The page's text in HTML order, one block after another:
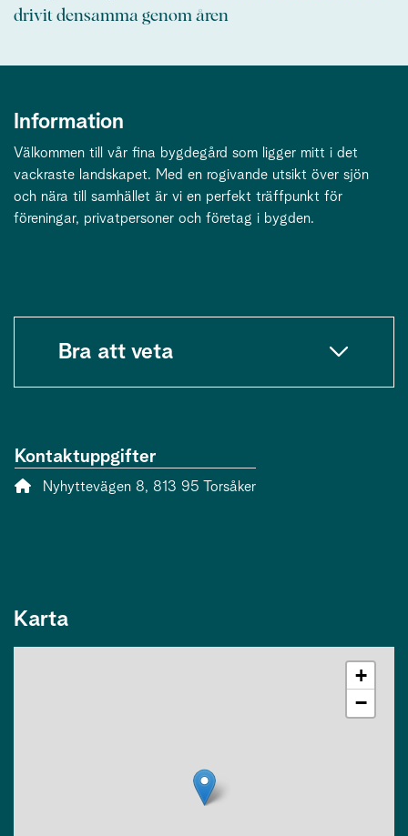
drivit densamma genom åren
Information
Välkommen till vår fina bygdegård som ligger mitt i det
vackraste landskapet. Med en rogivande utsikt över sjön
och nära till samhället är vi en perfekt träffpunkt för
föreningar, privatpersoner och företag i bygden.
Bra att veta
Kontaktuppgifter
Adress:
Nyhyttevägen 8, 813 95 Torsåker
Karta
+
−